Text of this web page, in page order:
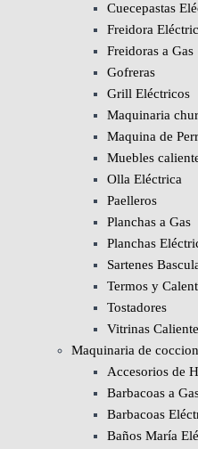
Cuecepastas
Freidora
Freidoras a Gas
Gofreras
Grill Eléctricos
Maquinaria
Maquina de
Muebles
Olla Eléctrica
Paelleros
Planchas a Gas
Planchas
Sartenes
Termos y
Tostadores
Vitrinas
Maquinaria de coccion
Accesorios de
Barbacoas a
Barbacoas
Baños María